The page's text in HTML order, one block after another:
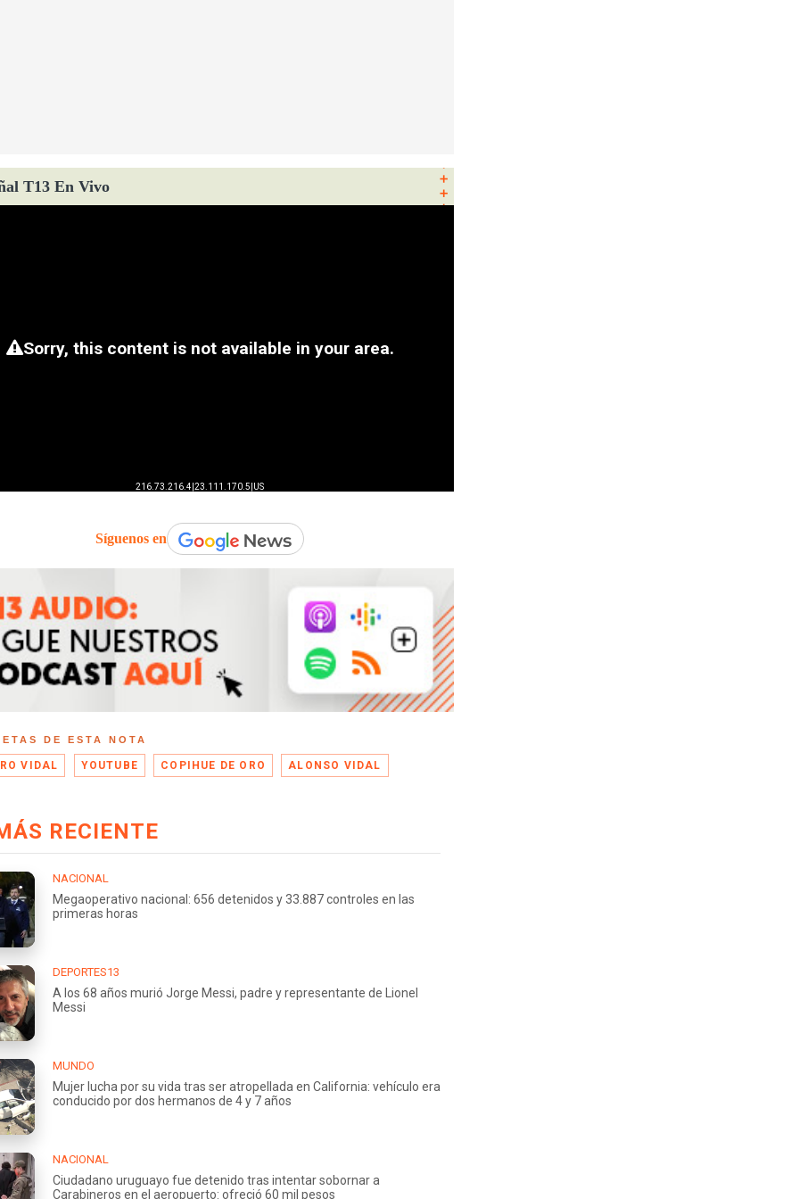
T13 En Vivo
Síguenos en
DE ESTA NOTA
VIDAL YOUTUBE COPIHUE DE ORO ALONSO VIDAL
RECIENTE
NACIONAL
Megaoperativo nacional: 656 detenidos y 33.887 controles en las
primeras horas
DEPORTES13
A los 68 años murió Jorge Messi, padre y representante de Lionel
Messi
MUNDO
Mujer lucha por su vida tras ser atropellada en California: vehículo era
conducido por dos hermanos de 4 y 7 años
NACIONAL
Ciudadano uruguayo fue detenido tras intentar sobornar a
Carabineros en el aeropuerto: ofreció 60 mil pesos